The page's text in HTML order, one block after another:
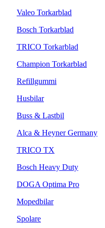
Valeo Torkarblad
Bosch Torkarblad
TRICO Torkarblad
Champion Torkarblad
Refillgummi
Husbilar
Buss & Lastbil
Alca & Heyner Germany
TRICO TX
Bosch Heavy Duty
DOGA Optima Pro
Mopedbilar
Spolare